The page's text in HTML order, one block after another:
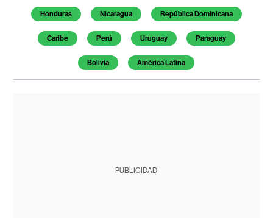
Honduras Nicaragua República Dominicana
Caribe Perú Uruguay Paraguay
Bolivia América Latina
PUBLICIDAD